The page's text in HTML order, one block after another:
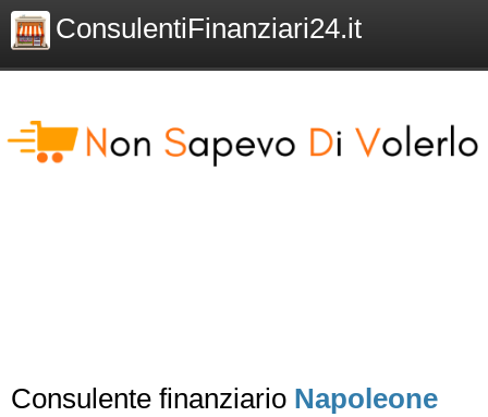
ConsulentiFinanziari24.it
Consulente finanziario Napoleone